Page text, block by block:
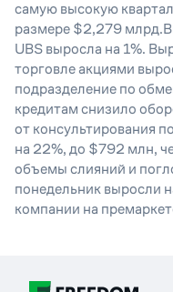
самую высокую
размере $2,279
UBS выросла на 1%.
торговле акциями
подразделение по
кредитам снизило
от консультирования
на 22%, до $792 млн,
объемы слияний и
понедельник выросли
компании на